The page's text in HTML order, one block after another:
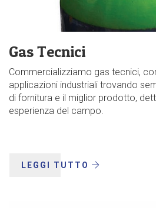
Gas Tecnici
Commercializziamo gas tecnici,
applicazioni industriali trovando
di fornitura e il miglior prodotto,
esperienza del campo.
LEGGI TUTTO